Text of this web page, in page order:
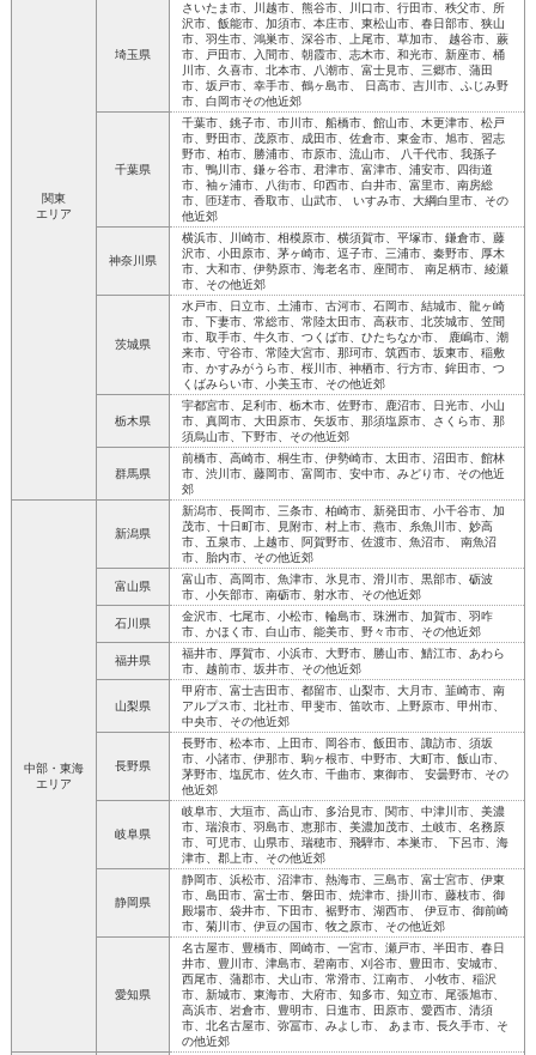
関東
エリア
埼玉県
さいたま市、川越市、熊谷市、川口市、行田市、秩父市、所
沢市、飯能市、加須市、本庄市、東松山市、春日部市、狭山
市、羽生市、鴻巣市、深谷市、上尾市、草加市、 越谷市、蕨
市、戸田市、入間市、朝霞市、志木市、和光市、新座市、桶
川市、久喜市、北本市、八潮市、富士見市、三郷市、蒲田
市、坂戸市、幸手市、鶴ヶ島市、 日高市、吉川市、ふじみ野
市、白岡市その他近郊
千葉県
千葉市、銚子市、市川市、船橋市、館山市、木更津市、松戸
市、野田市、茂原市、成田市、佐倉市、東金市、旭市、習志
野市、柏市、勝浦市、市原市、流山市、 八千代市、我孫子
市、鴨川市、鎌ヶ谷市、君津市、富津市、浦安市、四街道
市、袖ヶ浦市、八街市、印西市、白井市、富里市、南房総
市、匝瑳市、香取市、山武市、 いすみ市、大綱白里市、その
他近郊
神奈川県
横浜市、川崎市、相模原市、横須賀市、平塚市、鎌倉市、藤
沢市、小田原市、茅ヶ崎市、逗子市、三浦市、秦野市、厚木
市、大和市、伊勢原市、海老名市、座間市、 南足柄市、綾瀬
市、その他近郊
茨城県
水戸市、日立市、土浦市、古河市、石岡市、結城市、龍ヶ崎
市、下妻市、常総市、常陸太田市、高萩市、北茨城市、笠間
市、取手市、牛久市、つくば市、ひたちなか市、 鹿嶋市、潮
来市、守谷市、常陸大宮市、那珂市、筑西市、坂東市、稲敷
市、かすみがうら市、桜川市、神栖市、行方市、鉾田市、つ
くばみらい市、小美玉市、その他近郊
栃木県
宇都宮市、足利市、栃木市、佐野市、鹿沼市、日光市、小山
市、真岡市、大田原市、矢坂市、那須塩原市、さくら市、那
須烏山市、下野市、その他近郊
群馬県
前橋市、高崎市、桐生市、伊勢崎市、太田市、沼田市、館林
市、渋川市、藤岡市、富岡市、安中市、みどり市、その他近
郊
中部・東海
エリア
新潟県
新潟市、長岡市、三条市、柏崎市、新発田市、小千谷市、加
茂市、十日町市、見附市、村上市、燕市、糸魚川市、妙高
市、五泉市、上越市、阿賀野市、佐渡市、魚沼市、 南魚沼
市、胎内市、その他近郊
富山県
富山市、高岡市、魚津市、氷見市、滑川市、黒部市、砺波
市、小矢部市、南砺市、射水市、その他近郊
石川県
金沢市、七尾市、小松市、輪島市、珠洲市、加賀市、羽咋
市、かほく市、白山市、能美市、野々市市、その他近郊
福井県
福井市、厚賀市、小浜市、大野市、勝山市、鯖江市、あわら
市、越前市、坂井市、その他近郊
山梨県
甲府市、富士吉田市、都留市、山梨市、大月市、韮崎市、南
アルプス市、北社市、甲斐市、笛吹市、上野原市、甲州市、
中央市、その他近郊
長野県
長野市、松本市、上田市、岡谷市、飯田市、諏訪市、須坂
市、小諸市、伊那市、駒ヶ根市、中野市、大町市、飯山市、
茅野市、塩尻市、佐久市、千曲市、東御市、 安曇野市、その
他近郊
岐阜県
岐阜市、大垣市、高山市、多治見市、関市、中津川市、美濃
市、瑞浪市、羽島市、恵那市、美濃加茂市、土岐市、名務原
市、可児市、山県市、瑞穂市、飛騨市、本巣市、 下呂市、海
津市、郡上市、その他近郊
静岡県
静岡市、浜松市、沼津市、熱海市、三島市、富士宮市、伊東
市、島田市、富士市、磐田市、焼津市、掛川市、藤枝市、御
殿場市、袋井市、下田市、裾野市、湖西市、 伊豆市、御前崎
市、菊川市、伊豆の国市、牧之原市、その他近郊
愛知県
名古屋市、豊橋市、岡崎市、一宮市、瀬戸市、半田市、春日
井市、豊川市、津島市、碧南市、刈谷市、豊田市、安城市、
西尾市、蒲郡市、犬山市、常滑市、江南市、 小牧市、稲沢
市、新城市、東海市、大府市、知多市、知立市、尾張旭市、
高浜市、岩倉市、豊明市、日進市、田原市、愛西市、清須
市、北名古屋市、弥冨市、みよし市、 あま市、長久手市、そ
の他近郊